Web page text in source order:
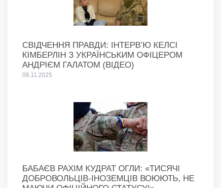
СВІДЧЕННЯ ПРАВДИ: ІНТЕРВ’Ю КЕЛСІ
КІМБЕРЛІН З УКРАЇНСЬКИМ ОФІЦЕРОМ
АНДРІЄМ ГАЛАТОМ (ВІДЕО)
09.11.2025
БАБАЄВ РАХІМ КУДРАТ ОГЛИ: «ТИСЯЧІ
ДОБРОВОЛЬЦІВ-ІНОЗЕМЦІВ ВОЮЮТЬ, НЕ